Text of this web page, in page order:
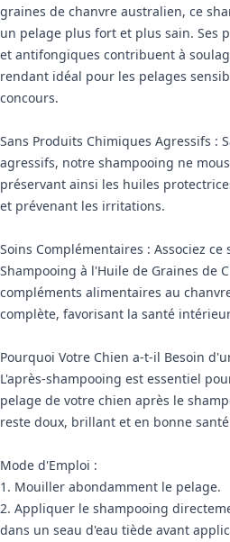
graines de chanvre australien, ce
un pelage plus fort et plus sain. Ses
et antifongiques contribuent à
rendant idéal pour les pelages
concours.
Sans Produits Chimiques Agressifs :
agressifs, notre shampooing ne
préservant ainsi les huiles
et prévenant les irritations.
Soins Complémentaires : Associez
Shampooing à l'Huile de Graines de
compléments alimentaires au
complète, favorisant la santé
Pourquoi Votre Chien a-t-il Besoin
L'après-shampooing est essentiel
pelage de votre chien après le
reste doux, brillant et en bonne
Mode d'Emploi :
1. Mouiller abondamment le pelage.
2. Appliquer le shampooing
dans un seau d'eau tiède avant